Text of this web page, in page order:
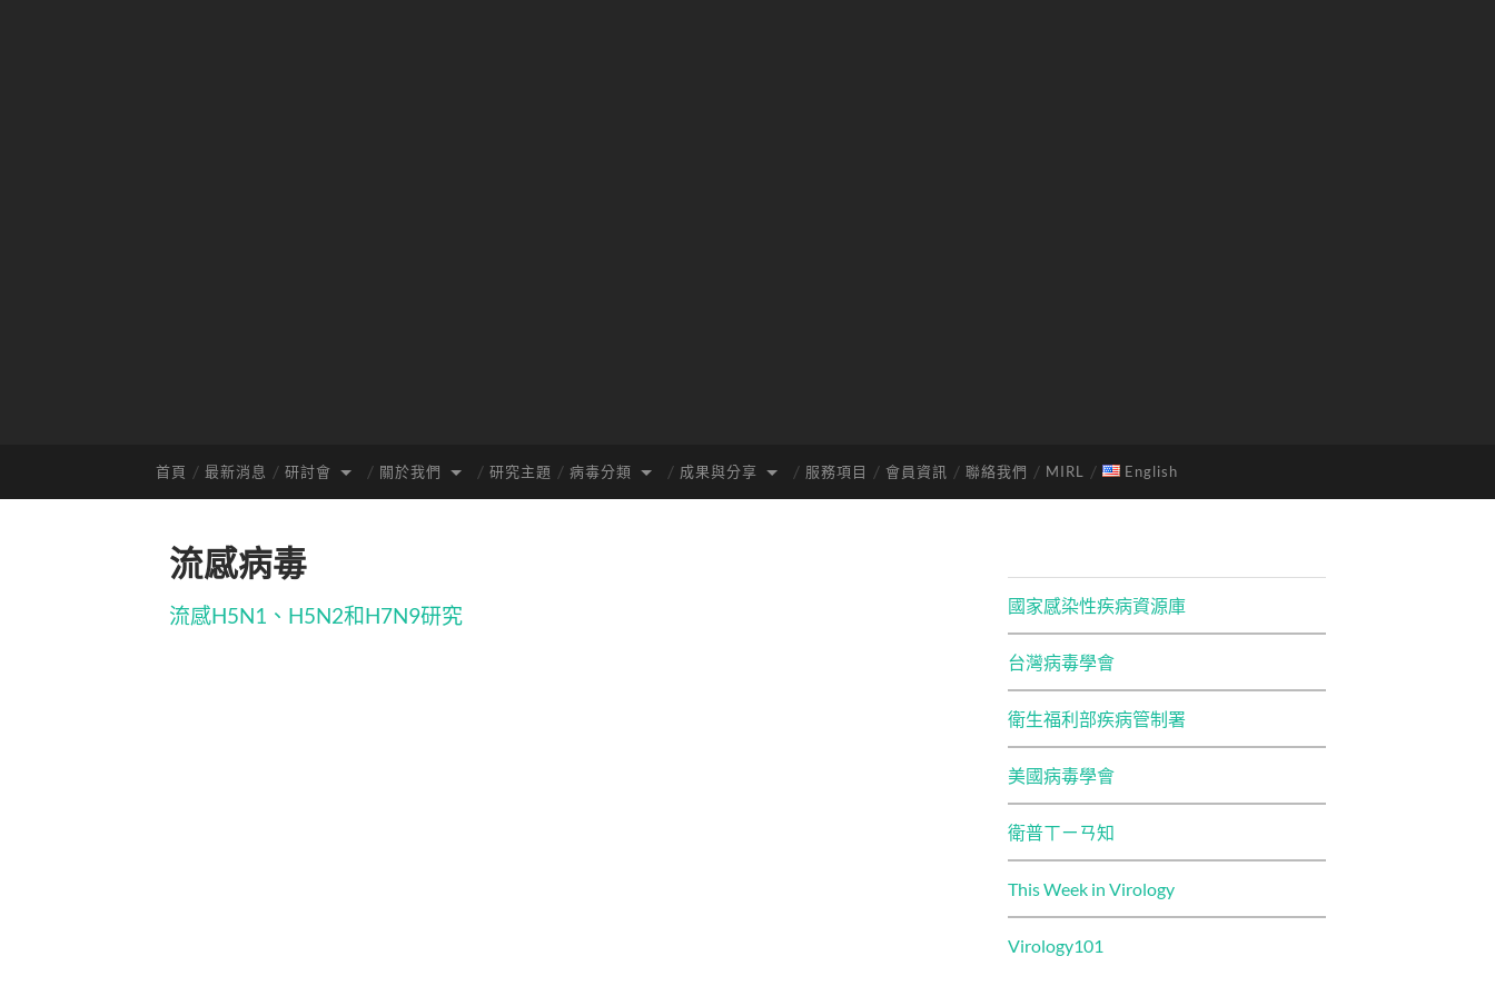
首頁 最新消息 研討會 關於我們 研究主題 病毒分類 成果與分享 服務項目 會員資訊 聯絡我們 MIRL English
流感病毒
流感H5N1、H5N2和H7N9研究 國家感染性疾病資源庫
台灣病毒學會
衛生福利部疾病管制署
美國病毒學會
衛普ㄒㄧㄢ知
This Week in Virology
Virology101